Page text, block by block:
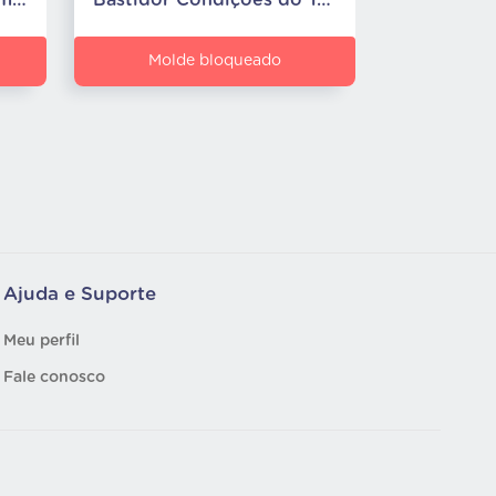
Molde bloqueado
Ajuda e Suporte
Meu perfil
Fale conosco